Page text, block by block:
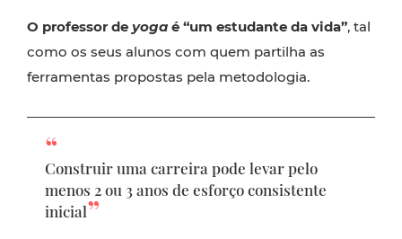
O professor de yoga é “um estudante da vida”, tal
como os seus alunos com quem partilha as
ferramentas propostas pela metodologia.
Construir uma carreira pode levar pelo
menos 2 ou 3 anos de esforço consistente
inicial